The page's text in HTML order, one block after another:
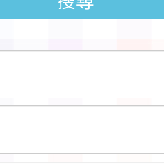
桃園市運動會
洋艇及
變更地點
年度
接種對象擴
迎新活動暨
表
童軍會辦理
訓練營活動